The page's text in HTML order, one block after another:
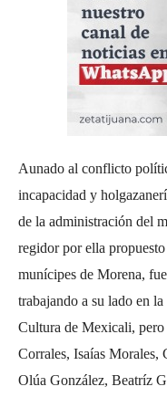
Aunado al conflicto
incapacidad y
de la administración del
regidor por ella
munícipes de Morena,
trabajando a su lado en
Cultura de Mexicali, pero
Corrales, Isaías Morales,
Olúa González, Beatríz